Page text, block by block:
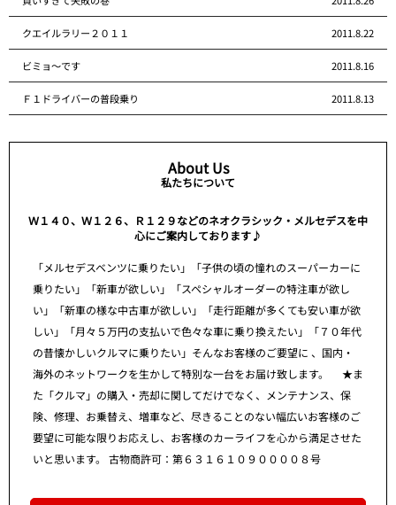
クエイルラリー２０１１ 2011.8.22
ビミョ～です 2011.8.16
Ｆ１ドライバーの普段乗り 2011.8.13
About Us
私たちについて
Ｗ１４０、Ｗ１２６、Ｒ１２９などのネオクラシック・メルセデスを中
心にご案内しております♪
「メルセデスベンツに乗りたい」「子供の頃の憧れのスーパーカーに
乗りたい」「新車が欲しい」「スペシャルオーダーの特注車が欲し
い」「新車の様な中古車が欲しい」「走行距離が多くても安い車が欲
しい」「月々５万円の支払いで色々な車に乗り換えたい」「７０年代
の昔懐かしいクルマに乗りたい」そんなお客様のご要望に 、国内・
海外のネットワークを生かして特別な一台をお届け致します。 ★ま
た「クルマ」の購入・売却に関してだけでなく、メンテナンス、保
険、修理、お乗替え、増車など、尽きることのない幅広いお客様のご
要望に可能な限りお応えし、お客様のカーライフを心から満足させた
いと思います。 古物商許可：第６３１６１０９００００８号